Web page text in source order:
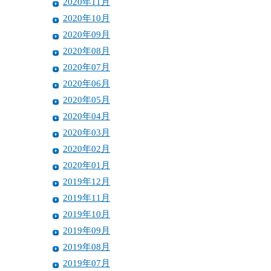
2020年10月
2020年09月
2020年08月
2020年07月
2020年06月
2020年05月
2020年04月
2020年03月
2020年02月
2020年01月
2019年12月
2019年11月
2019年10月
2019年09月
2019年08月
2019年07月